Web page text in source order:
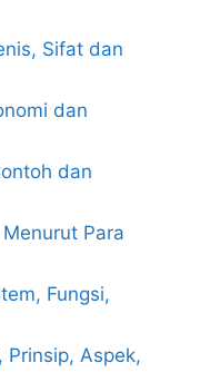
Sifat dan
dan
dan
Para
Fungsi,
Prinsip, Aspek,